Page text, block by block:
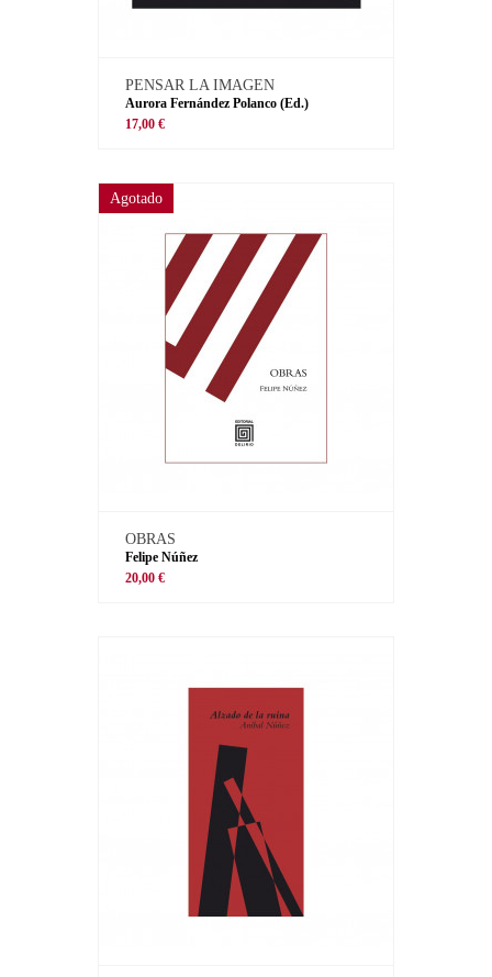
PENSAR LA IMAGEN
Aurora Fernández Polanco (Ed.)
17,00 €
Agotado
OBRAS
Felipe Núñez
20,00 €